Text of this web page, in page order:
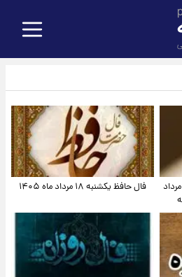
قیمت طلا و سکه امروز یکشنبه ۱۸ مرداد
فال حافظ یکشنبه ۱۸ مرداد ماه ۱۴۰۵